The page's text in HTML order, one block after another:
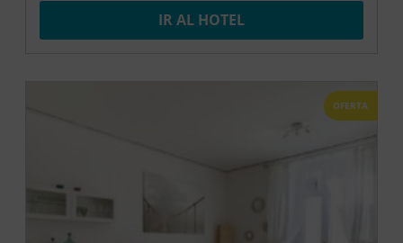
IR AL HOTEL
OFERTA